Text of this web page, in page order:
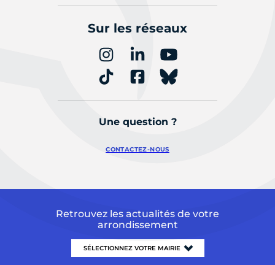
Sur les réseaux
Une question ?
CONTACTEZ-NOUS
Retrouvez les actualités de votre
arrondissement